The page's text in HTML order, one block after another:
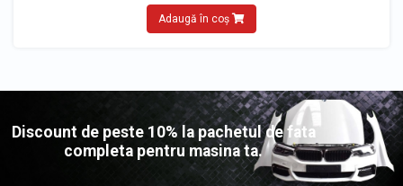
Adaugă în coș
Discount de peste 10% la pachetul de fata
completa pentru masina ta.